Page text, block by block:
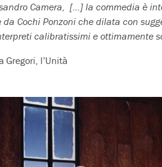
Camera, […] la commedia è
Cochi Ponzoni che dilata con
calibratissimi e ottimamente
Gregori, l’Unità